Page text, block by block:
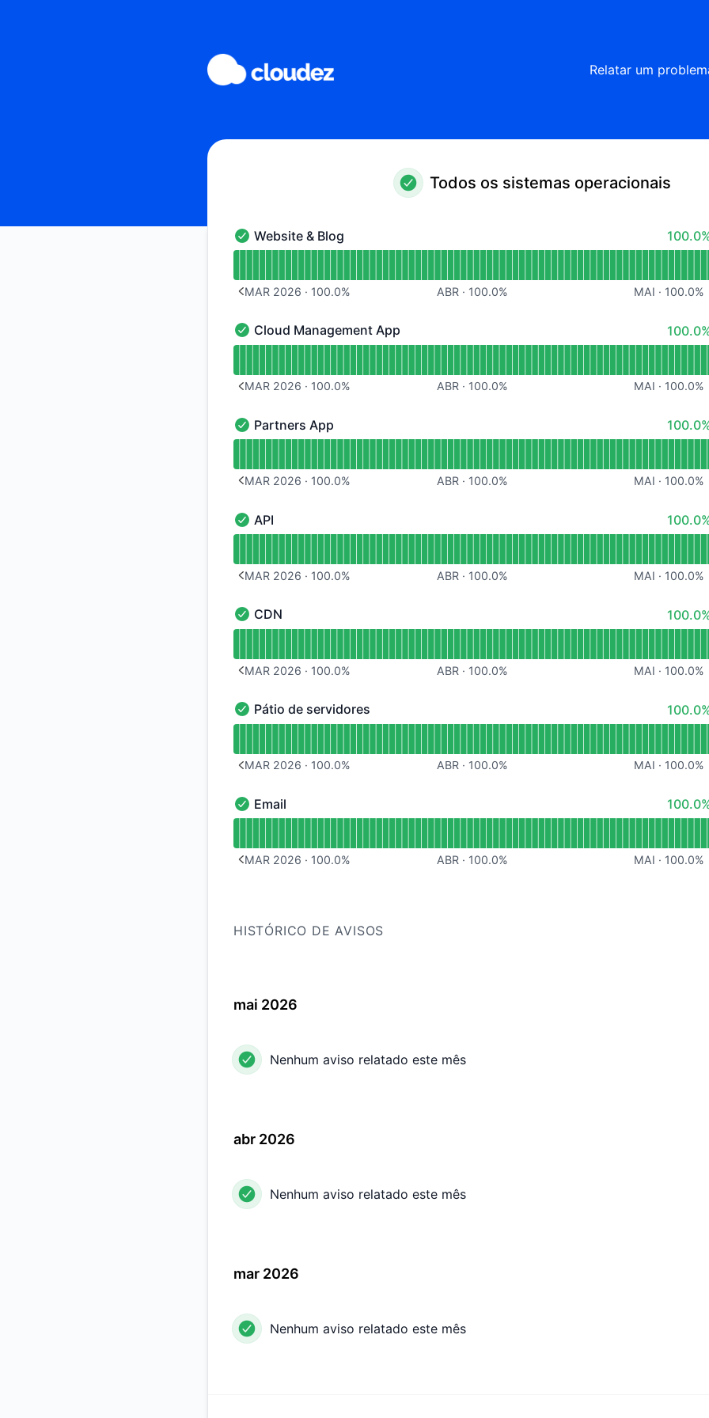
Relatar um
Todos os sistemas operacionais
Website & Blog - Operacional
Website & Blog 100%
MAR 2026 · 100.0% ABR · 100.0% MAI · 100.0%
Cloud Management App - Operacional
Cloud Management App 100%
MAR 2026 · 100.0% ABR · 100.0% MAI · 100.0%
Partners App - Operacional
Partners App 100%
MAR 2026 · 100.0% ABR · 100.0% MAI · 100.0%
API - Operacional
API 100%
MAR 2026 · 100.0% ABR · 100.0% MAI · 100.0%
CDN - Operacional
CDN 100%
MAR 2026 · 100.0% ABR · 100.0% MAI · 100.0%
Pátio de servidores - Operacional
Pátio de servidores 100%
MAR 2026 · 100.0% ABR · 100.0% MAI · 100.0%
Email - Operacional
Email 100%
MAR 2026 · 100.0% ABR · 100.0% MAI · 100.0%
HISTÓRICO DE AVISOS
mai 2026
Nenhum aviso relatado este mês
abr 2026
Nenhum aviso relatado este mês
mar 2026
Nenhum aviso relatado este mês